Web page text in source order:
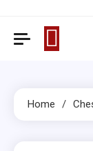
Home